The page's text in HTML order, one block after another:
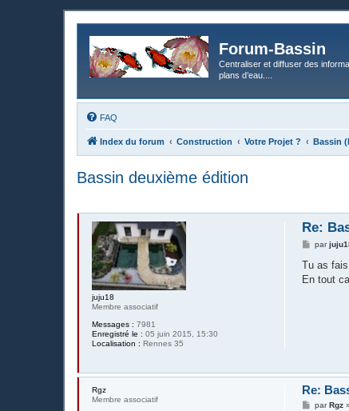
Forum-Bassin
Centraliser et diffuser des
plans d’eau....
FAQ
Index du forum Construction Votre Projet ? Bassin
Bassin deuxième édition
juju18
Membre associatif
Messages : 7981
Enregistré le : 05 juin 2015, 15:30
Localisation : Rennes 35
Re:
M
s
a
par
Tu as
En tout
Rgz
Membre associatif
Re:
MparRgz